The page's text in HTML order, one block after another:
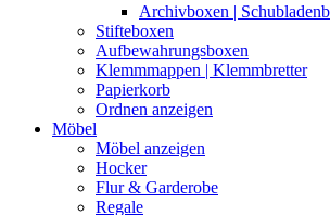
Archivboxen |
Stifteboxen
Aufbewahrungsboxen
Klemmmappen | Klemmbretter
Papierkorb
Ordnen anzeigen
Möbel
Möbel anzeigen
Hocker
Flur & Garderobe
Regale